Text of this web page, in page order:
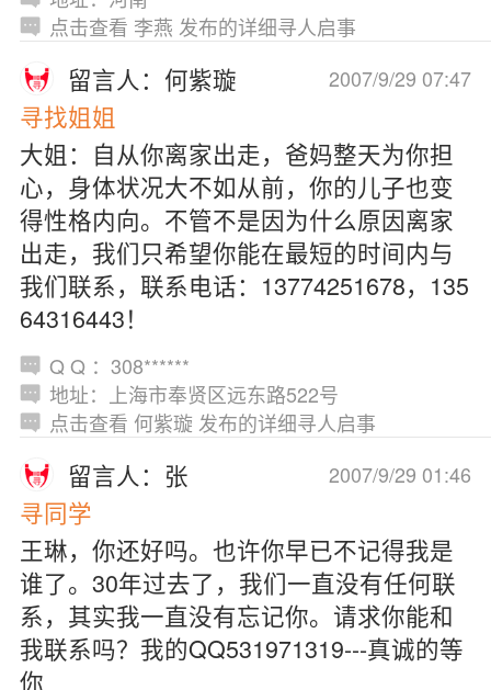
点击查看 李燕 发布的详细寻人启事
2007/9/29 07:47
留言人：何紫璇
寻找姐姐
大姐：自从你离家出走，爸妈整天为你担
心，身体状况大不如从前，你的儿子也变
得性格内向。不管不是因为什么原因离家
出走，我们只希望你能在最短的时间内与
我们联系，联系电话：13774251678，135
64316443！
Q Q ：308******
地址：上海市奉贤区远东路522号
点击查看 何紫璇 发布的详细寻人启事
2007/9/29 01:46
留言人：张
寻同学
王琳，你还好吗。也许你早已不记得我是
谁了。30年过去了，我们一直没有任何联
系，其实我一直没有忘记你。请求你能和
我联系吗？我的QQ531971319---真诚的等
你